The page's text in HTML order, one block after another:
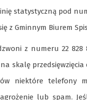
statystyczną pod
z Gminnym Biurem
z numeru 22 828
skalę przedsięwzięcia
niektóre telefony
lub spam.